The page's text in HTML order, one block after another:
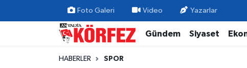
Foto Galeri Video Yazarlar
Gündem Siyaset
HABERLER SPOR
Gündem
Nöbetçi Eczaneler